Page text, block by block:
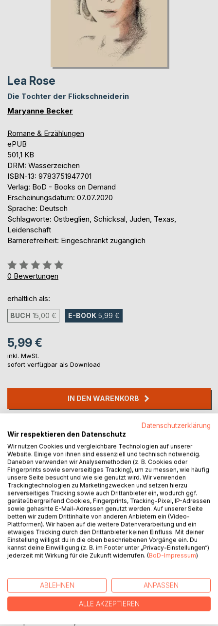
Lea Rose
Die Tochter der Flickschneiderin
Maryanne Becker
Romane & Erzählungen
ePUB
501,1 KB
DRM: Wasserzeichen
ISBN-13: 9783751947701
Verlag: BoD - Books on Demand
Erscheinungsdatum: 07.07.2020
Sprache: Deutsch
Schlagworte: Ostbeglien, Schicksal, Juden, Texas,
Leidenschaft
Barrierefreiheit: Eingeschränkt zugänglich
Bewertung::
0%
0 Bewertungen
erhältlich als:
BUCH 15,00 € E-BOOK 5,99 €
5,99 €
inkl. MwSt.
sofort verfügbar als Download
IN DEN WARENKORB
Titel bewerten
BESCHREIBUNG
Lea Rose, Tochter der ostbelgischen Flickschneiderin
Anna und des früh verstorbenen Berliner Juden Leo
Rosenzweig erfährt erst spät von ihrer halbjüdischen
wurde. In der Oberschule lernt sie Danielle kennen, eine in
Belgien geborene Jüdin, deren Mutter und Großmutter den
Holocaust nicht überlebten. Vorn ihr erfährt sie viele, was
sie zu Hause bestenfalls als Andeutungen erfuhr. Der
Datenschutzerklärung
Wir respektieren den Datenschutz
Wir nutzen Cookies und vergleichbare Technologien auf unserer
Website. Einige von ihnen sind essenziell und technisch notwendig.
Daneben verwenden wir Analysemethoden (z. B. Cookies oder
Fingerprints sowie serverseitiges Tracking), um zu messen, wie häufig
unsere Seite besucht und wie sie genutzt wird. Wir verwenden
Trackingtechnologien zu Marketingzwecken und setzen hierzu
serverseitiges Tracking sowie auch Drittanbieter ein, wodurch ggf.
geräteübergreifend Cookies, Fingerprints, Tracking-Pixel, IP-Adressen
sowie gehashte E-Mail-Adressen genutzt werden. Auf unserer Seite
betten wir zudem Drittinhalte von anderen Anbietern ein (Video-
Plattformen). Wir haben auf die weitere Datenverarbeitung und ein
etwaiges Tracking durch den Drittanbieter keinen Einfluss. Mit deiner
Einstellung willigst du in die oben beschriebenen Vorgänge ein. Du
kannst deine Einwilligung (z. B. im Footer unter „Privacy-Einstellungen“)
jederzeit mit Wirkung für die Zukunft widerrufen. (BoD-Impressum)
ABLEHNEN ANPASSEN
ALLE AKZEPTIEREN